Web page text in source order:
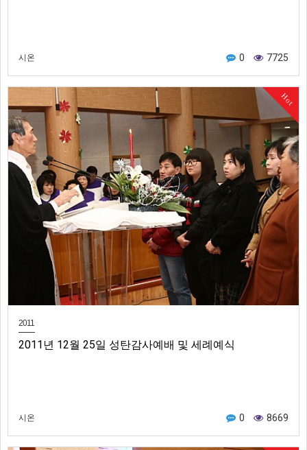
시온 0 7725
Hot
2011
2011년 12월 25일 성탄감사예배 및 세례예식
시온 0 8669